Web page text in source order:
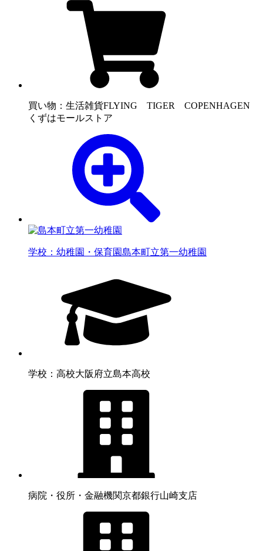
買い物：生活雑貨FLYING TIGER COPENHAGEN
くずはモールストア
学校：幼稚園・保育園島本町立第一幼稚園
学校：高校大阪府立島本高校
病院・役所・金融機関京都銀行山崎支店